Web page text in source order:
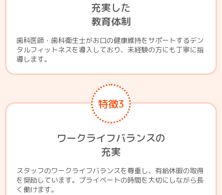
充実した
教育体制
歯科医師・歯科衛生士がお口の健康維持をサポートするデン
タルフィットネスを導入しており、未経験の方にも丁寧に指
導します。
特徴3
ワークライフバランスの
充実
スタッフのワークライフバランスを尊重し、有給休暇の取得
を奨励しています。プライベートの時間を大切にしながら長
く働けます。